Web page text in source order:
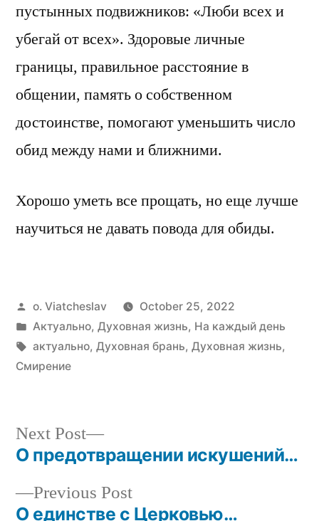
пустынных подвижников: «Люби всех и
убегай от всех». Здоровые личные
границы, правильное расстояние в
общении, память о собственном
достоинстве, помогают уменьшить число
обид между нами и ближними.
Хорошо уметь все прощать, но еще лучше
научиться не давать повода для обиды.
Posted
by
o. Viatcheslav
October 25, 2022
Posted
in
Актуально, Духовная жизнь, На каждый день
Tags:
актуально, Духовная брань, Духовная жизнь,
Смирение
Post
navigation
Previous PostPrevious
post:
О единстве с Церковью…
Next Post
Next
post:
О предотвращении искушений…